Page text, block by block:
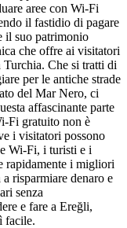
aree con Wi-Fi
il fastidio di pagare
il suo patrimonio
che offre ai visitatori
Turchia. Che si tratti di
per le antiche strade
del Mar Nero, ci
affascinante parte
Fi gratuito non è
i visitatori possono
Wi-Fi, i turisti e i
rapidamente i migliori
risparmiare denaro e
senza
e fare a Ereğli,
facile.